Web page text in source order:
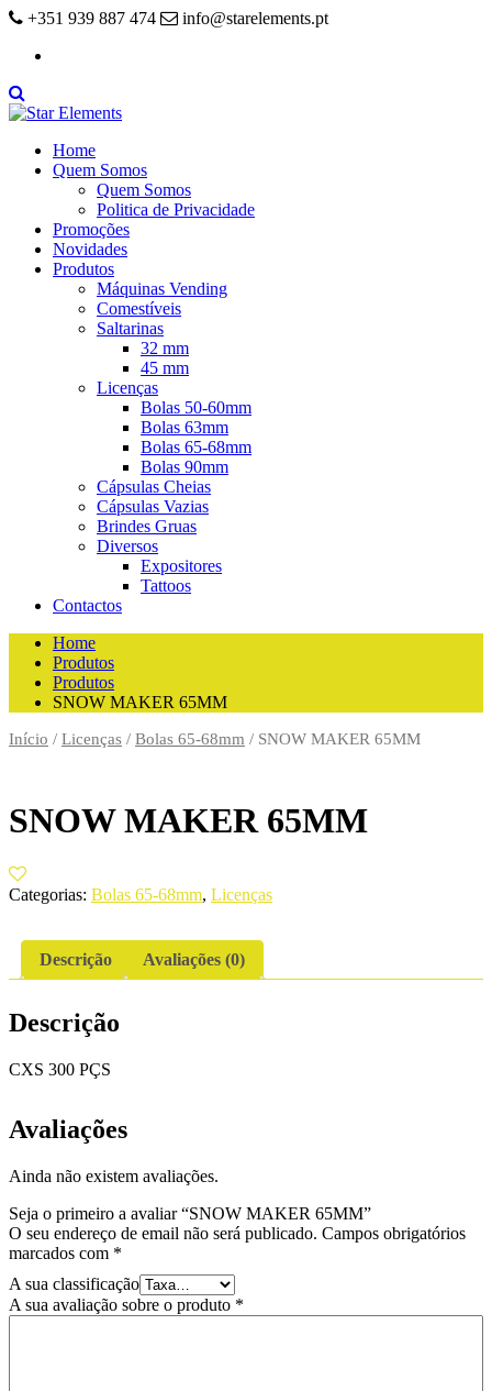
+351 939 887 474
info@starelements.pt
Home
Quem Somos
Quem Somos
Politica de Privacidade
Promoções
Novidades
Produtos
Máquinas Vending
Comestíveis
Saltarinas
32 mm
45 mm
Licenças
Bolas 50-60mm
Bolas 63mm
Bolas 65-68mm
Bolas 90mm
Cápsulas Cheias
Cápsulas Vazias
Brindes Gruas
Diversos
Expositores
Tattoos
Contactos
Home
Produtos
Produtos
SNOW MAKER 65MM
Início / Licenças / Bolas 65-68mm / SNOW MAKER 65MM
SNOW MAKER 65MM
Categorias: Bolas 65-68mm, Licenças
Descrição Avaliações (0)
Descrição
CXS 300 PÇS
Avaliações
Ainda não existem avaliações.
Seja o primeiro a avaliar “SNOW MAKER 65MM”
O seu endereço de email não será publicado. Campos obrigatórios
marcados com *
A sua classificação
A sua avaliação sobre o produto *